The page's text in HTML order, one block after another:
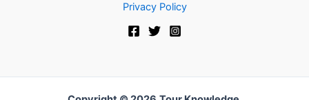
Privacy Policy